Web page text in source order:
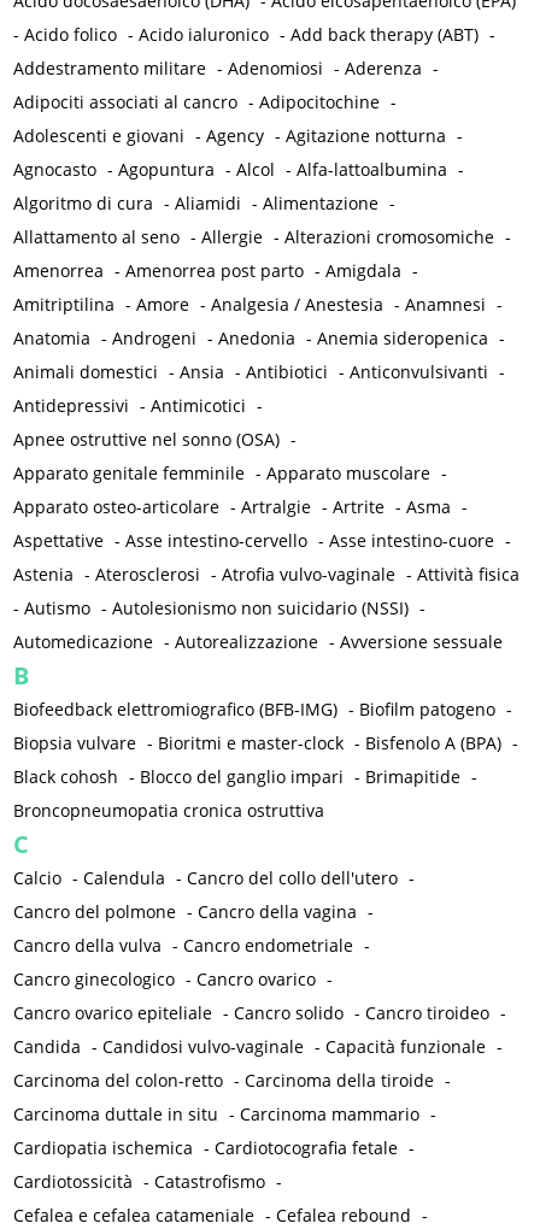
-Acido folico -Acido ialuronico -Add back therapy (ABT) -
Addestramento militare -Adenomiosi -Aderenza -
Adipociti associati al cancro -Adipocitochine -
Adolescenti e giovani -Agency -Agitazione notturna -
Agnocasto -Agopuntura -Alcol -Alfa-lattoalbumina -
Algoritmo di cura -Aliamidi -Alimentazione -
Allattamento al seno -Allergie -Alterazioni cromosomiche -
Amenorrea -Amenorrea post parto -Amigdala -
Amitriptilina -Amore -Analgesia / Anestesia -Anamnesi -
Anatomia -Androgeni -Anedonia -Anemia sideropenica -
Animali domestici -Ansia -Antibiotici -Anticonvulsivanti -
Antidepressivi -Antimicotici -
Apnee ostruttive nel sonno (OSA) -
Apparato genitale femminile -Apparato muscolare -
Apparato osteo-articolare -Artralgie -Artrite -Asma -
Aspettative -Asse intestino-cervello -Asse intestino-cuore -
Astenia -Aterosclerosi -Atrofia vulvo-vaginale -Attività fisica
-Autismo -Autolesionismo non suicidario (NSSI) -
Automedicazione -Autorealizzazione -Avversione sessuale
B
Biofeedback elettromiografico (BFB-IMG) - Biofilm patogeno -
Biopsia vulvare - Bioritmi e master-clock - Bisfenolo A (BPA) -
Black cohosh - Blocco del ganglio impari - Brimapitide -
Broncopneumopatia cronica ostruttiva
C
Calcio -Calendula -Cancro del collo dell'utero -
Cancro del polmone -Cancro della vagina -
Cancro della vulva -Cancro endometriale -
Cancro ginecologico -Cancro ovarico -
Cancro ovarico epiteliale -Cancro solido -Cancro tiroideo -
Candida -Candidosi vulvo-vaginale -Capacità funzionale -
Carcinoma del colon-retto -Carcinoma della tiroide -
Carcinoma duttale in situ -Carcinoma mammario -
Cardiopatia ischemica -Cardiotocografia fetale -
Cardiotossicità -Catastrofismo -
Cefalea e cefalea catameniale -Cefalea rebound -